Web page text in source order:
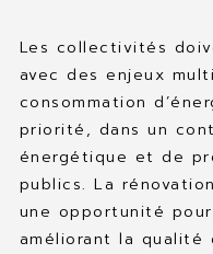
Les collectivités
avec des enjeux
consommation
priorité, dans un
énergétique et de
publics. La
une opportunité
améliorant la qualité